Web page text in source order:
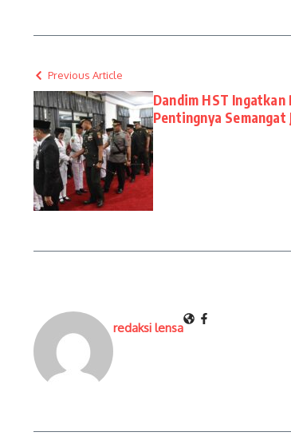
Previous Article
Dandim HST
Pentingnya Semangat
redaksi lensa